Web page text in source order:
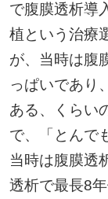
で腹膜透析導
植という治療
が、当時は腹
っぱいであり
ある、くらい
で、「とんで
当時は腹膜透
透析で最長8